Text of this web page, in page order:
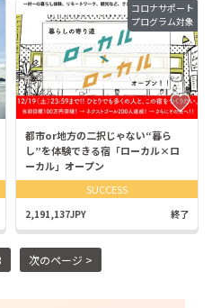
コロナサポート
プログラム対象
都市or地方の二択じゃない“暮ら
し”を体験できる宿「ローカル×ロ
ーカル」オープン
SUCCESS
2,191,137JPY 終了
次のページ >